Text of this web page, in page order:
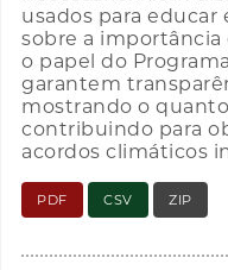
usados para
sobre a
o papel do
garantem
mostrando o
contribuindo para
acordos climáticos
PDF CSV ZIP